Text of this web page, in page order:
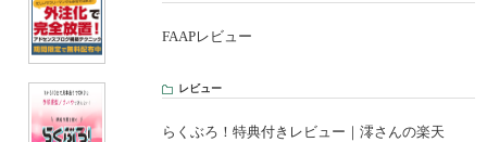
FAAPレビュー
レビュー
らくぶろ！特典付きレビュー｜澪さんの楽天